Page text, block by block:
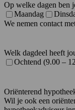
Op welke dagen ben
Maandag
We nemen contact
Welk dagdeel heeft
Ochtend (9.00 –
Oriënterend
Wil je ook een